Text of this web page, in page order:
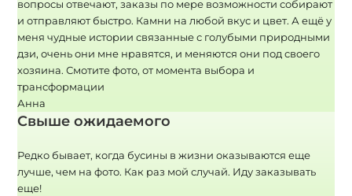
вопросы отвечают, заказы по мере возможности собирают
и отправляют быстро. Камни на любой вкус и цвет. А ещё у
меня чудные истории связанные с голубыми природными
дзи, очень они мне нравятся, и меняются они под своего
хозяина. Смотите фото, от момента выбора и
трансформации
Анна
Свыше ожидаемого
Редко бывает, когда бусины в жизни оказываются еще
лучше, чем на фото. Как раз мой случай. Иду заказывать
еще!